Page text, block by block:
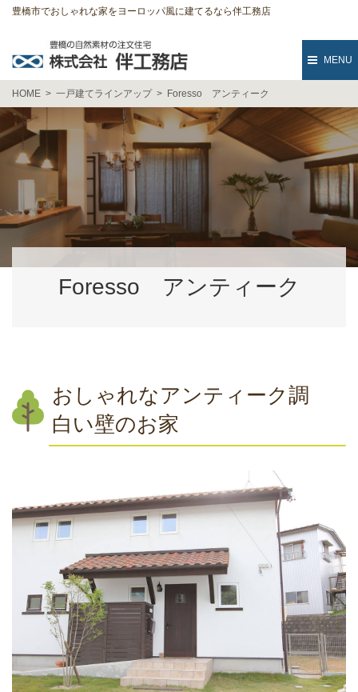
豊橋市でおしゃれな家をヨーロッパ風に建てるなら伴工務店
MENU
HOME 一戸建てラインアップ Foresso アンティーク
Foresso アンティーク
おしゃれなアンティーク調
白い壁のお家